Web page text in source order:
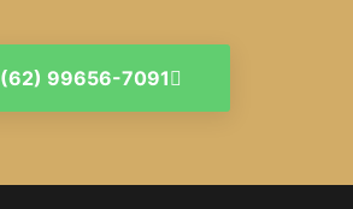
(62) 99656-7091